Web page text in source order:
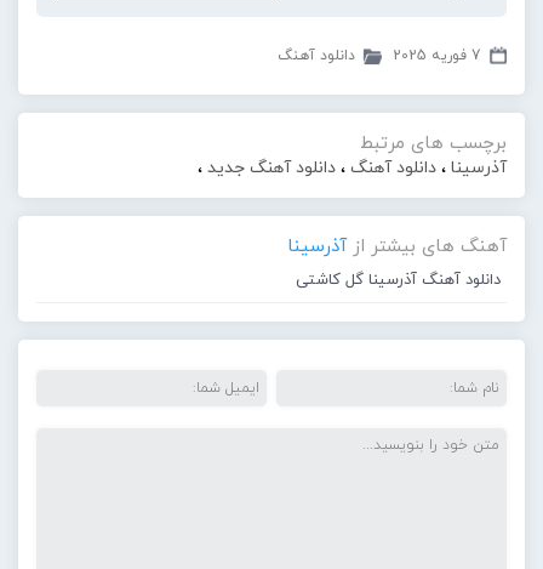
7 فوریه 2025 دانلود آهنگ
برچسب های مرتبط
آذرسینا ، دانلود آهنگ ، دانلود آهنگ جدید ،
آهنگ های بیشتر ازآذرسینا
دانلود آهنگ آذرسینا گل کاشتی